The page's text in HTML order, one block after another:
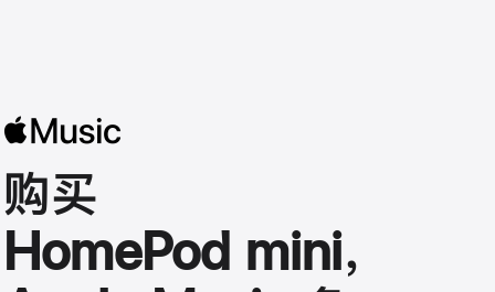
购买
HomePod mini，